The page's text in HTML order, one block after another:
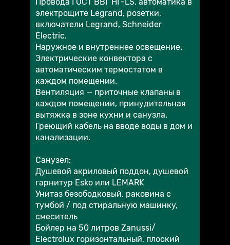
электрощите Legrand, розетки,
включатели Legrand, Schneider
Electric.
Наружное и внутреннее освещение.
Электрические конвектора с
автоматическим термостатом в
каждом помещении.
Вентиляция — приточные клапаны в
каждом помещении, принудительная
вытяжка в зоне кухни и санузла.
Греющий кабель на вводе воды в дом и
канализации.
Санузел:
Душевой акриловый поддон, душевой
гарнитур Esko или LEMARK
Унитаз безободковый, раковина с
тумбой / под стиральную машинку,
смеситель
Бойлер на 50 литров Zanussi/
Electrolux горизонтальный, плоский